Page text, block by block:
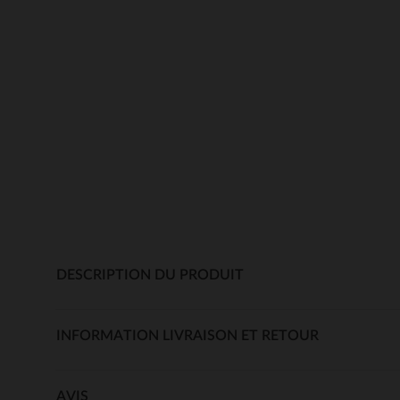
DESCRIPTION DU PRODUIT
INFORMATION LIVRAISON ET RETOUR
AVIS